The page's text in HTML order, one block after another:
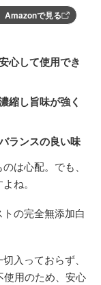
Amazonで見る
心して使用でき
縮し旨味が強く
ランスの良い味
は心配。でも、
ね。
の完全無添加白
入っておらず、
使用のため、安心